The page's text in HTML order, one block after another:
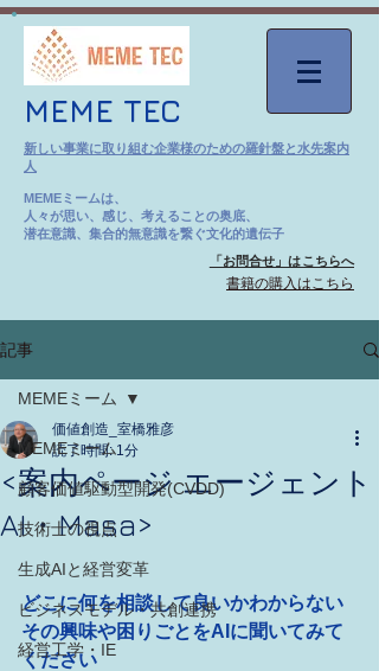
MEME TEC
新しい事業に取り組む企業様のための羅針盤と水先案内
人
MEMEミームは、
人々が思い、感じ、考えることの奥底、
潜在意識、集合的無意識を繋ぐ文化的遺伝子
「お問合せ」はこちらへ
​書籍の購入はこちら
記事
MEMEミーム
顧客価値駆動型開発(CVDD)
技術士の視点
生成AIと経営変革
ビジネスモデル・共創連携
経営工学・IE
MEMEミーム
<案内ページ エージェント
AI・Masa>
価値創造_室橋雅彦
読了時間: 1分
どこに何を相談して良いかわからない
その興味や困りごとをAIに聞いてみて
ください